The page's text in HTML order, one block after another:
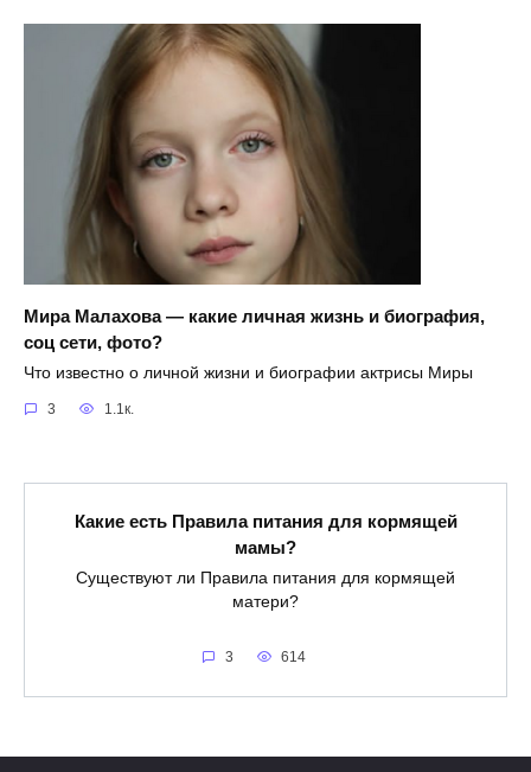
Мира Малахова — какие личная жизнь и биография,
соц сети, фото?
Что известно о личной жизни и биографии актрисы Миры
3 1.1к.
Какие есть Правила питания для кормящей
мамы?
Существуют ли Правила питания для кормящей
матери?
3 614